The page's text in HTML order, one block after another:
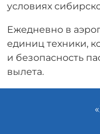
условиях
Ежедневно в
единиц техники,
и безопасность
вылета.